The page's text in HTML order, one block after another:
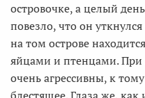
островочке, а целый
повезло, что он
на том острове
яйцами и птенцами. При
очень агрессивны, к